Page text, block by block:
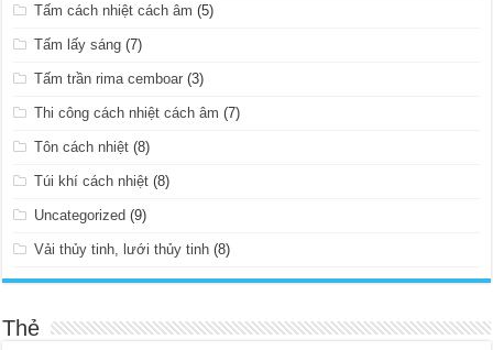
Tấm cách nhiệt cách âm (5)
Tấm lấy sáng (7)
Tấm trần rima cemboar (3)
Thi công cách nhiệt cách âm (7)
Tôn cách nhiệt (8)
Túi khí cách nhiệt (8)
Uncategorized (9)
Vải thủy tinh, lưới thủy tinh (8)
Thẻ